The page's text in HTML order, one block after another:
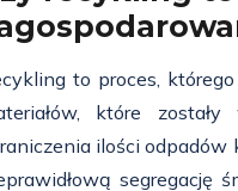
to proces,
które
ilości odpadów
segregację